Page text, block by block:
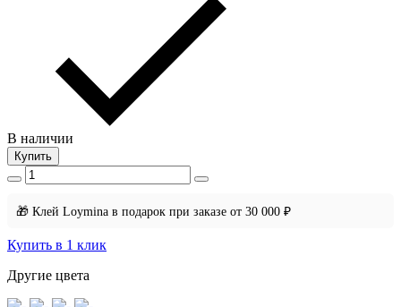
В наличии
Купить
🎁 Клей Loymina в подарок при заказе от 30 000 ₽
Купить в 1 клик
Другие цвета